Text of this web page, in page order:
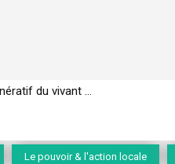
à devenir des alliées du vivant
Le pouvoir & l'action locale